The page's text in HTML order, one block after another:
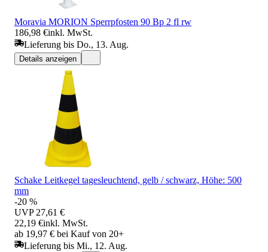
Moravia MORION Sperrpfosten 90 Bp 2 fl rw
186,98 €inkl. MwSt.
Lieferung bis Do., 13. Aug.
Details anzeigen
Schake Leitkegel tagesleuchtend, gelb / schwarz, Höhe: 500
mm
-20 %
UVP 27,61 €
22,19 €inkl. MwSt.
ab 19,97 € bei Kauf von 20+
Lieferung bis Mi., 12. Aug.